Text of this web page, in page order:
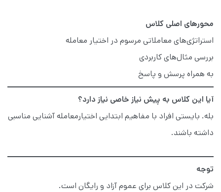
محورهای اصلی کلاس
استراتژی‌های معاملاتی مرسوم در اختیار معامله
بررسی مثال‌های کاربردی
به همراه پرسش و پاسخ
آیا این کلاس به پیش نیاز خاصی نیاز دارد؟
بله. بایستی افراد با مفاهیم ابتدایی اختیارمعامله آشنایی مناسبی
داشته باشند.
توجه
شرکت در این کلاس برای عموم آزاد و رایگان است.